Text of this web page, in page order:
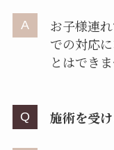
お子様連
での対応
とはできま
施術を受